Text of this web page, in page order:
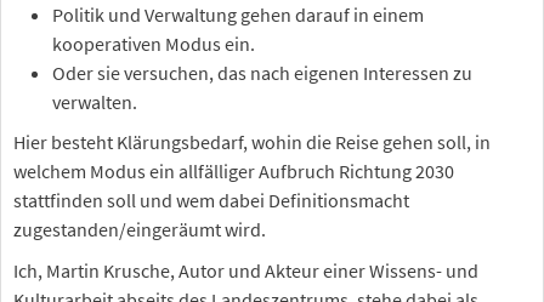
Politik und Verwaltung gehen darauf in einem
kooperativen Modus ein.
Oder sie versuchen, das nach eigenen Interessen zu
verwalten.
Hier besteht Klärungsbedarf, wohin die Reise gehen soll, in
welchem Modus ein allfälliger Aufbruch Richtung 2030
stattfinden soll und wem dabei Definitionsmacht
zugestanden/eingeräumt wird.
Ich, Martin Krusche, Autor und Akteur einer Wissens- und